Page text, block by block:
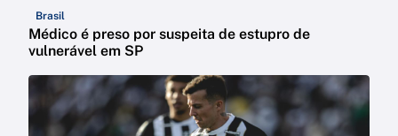
Brasil
Médico é preso por suspeita de estupro de
vulnerável em SP